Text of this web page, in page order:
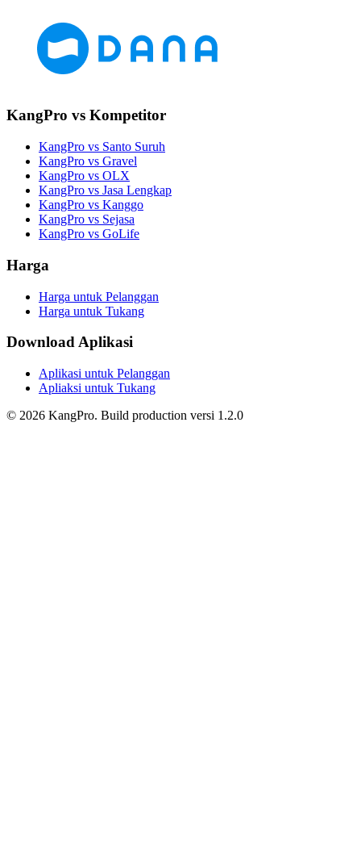
KangPro vs Kompetitor
KangPro vs Santo Suruh
KangPro vs Gravel
KangPro vs OLX
KangPro vs Jasa Lengkap
KangPro vs Kanggo
KangPro vs Sejasa
KangPro vs GoLife
Harga
Harga untuk Pelanggan
Harga untuk Tukang
Download Aplikasi
Aplikasi untuk Pelanggan
Apliaksi untuk Tukang
© 2026 KangPro. Build production versi 1.2.0